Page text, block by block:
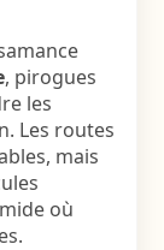
, pirogues
les
Les routes
mais
où